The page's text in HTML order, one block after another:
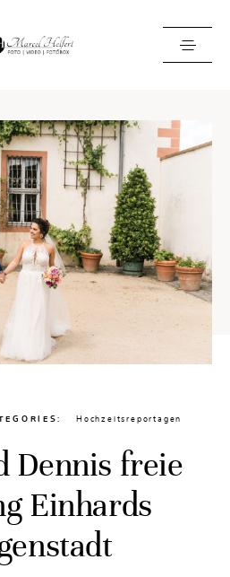
Hochzeitsreportagen
Dennis freie
Einhards